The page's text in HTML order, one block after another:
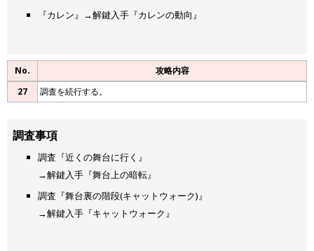
『カレン』→解鍵入手『カレンの動向』
No.
攻略内容
27
調査を続行する。
調査事項
調査『近くの舞台に行く』
→解鍵入手『舞台上の暗転』
調査『舞台裏の階段(キャットウォーク)』
→解鍵入手『キャットウォーク』